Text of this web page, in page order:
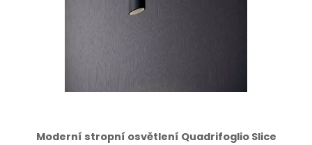
Moderní stropní osvětlení Quadrifoglio Slice